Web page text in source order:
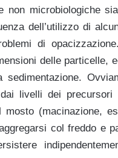
microbiologiche
dell’utilizzo di
di
delle particelle,
livelli dei precursori
(macinazione,
col freddo e